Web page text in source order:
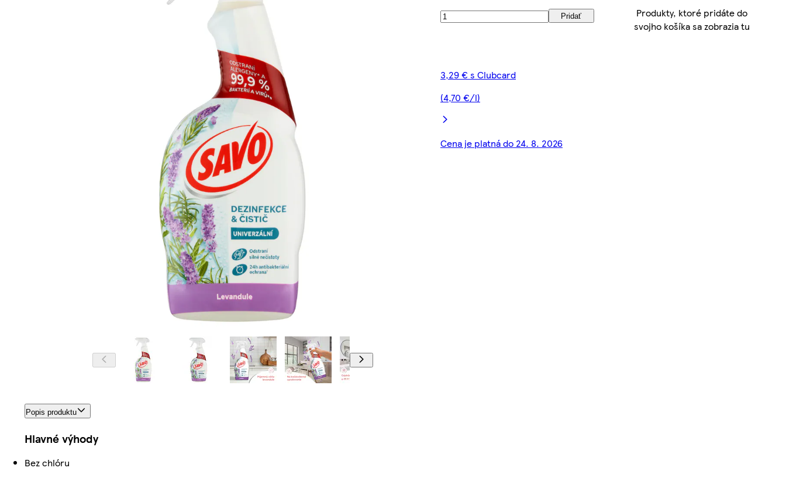
Pridať
3,29 € s Clubcard
(4,70 €/l)
Cena je platná do 24. 8. 2026
Popis produktu
Hlavné výhody
Bez chlóru
Produkty, ktoré pridáte do
svojho košíka sa zobrazia tu